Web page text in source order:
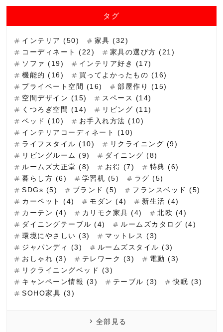
タグ
インテリア (50)
家具 (32)
コーディネート (22)
家具の選び方 (21)
ソファ (19)
インテリア好き (17)
機能的 (16)
買ってよかったもの (16)
プライベート空間 (16)
部屋作り (15)
空間デザイン (15)
スペース (14)
くつろぎ空間 (14)
リビング (11)
ベッド (10)
お手入れ方法 (10)
インテリアコーディネート (10)
ライフスタイル (10)
リクライニング (9)
リビングルーム (9)
ダイニング (8)
ルームズ大正堂 (8)
お得 (7)
特典 (6)
暮らし方 (6)
学習机 (5)
ラグ (5)
SDGs (5)
ブランド (5)
フランスベッド (5)
カーペット (4)
モダン (4)
新生活 (4)
カーテン (4)
カリモク家具 (4)
北欧 (4)
ダイニングテーブル (4)
ルームズカタログ (4)
環境にやさしい (3)
マットレス (3)
ジャパンディ (3)
ルームズスタイル (3)
おしゃれ (3)
テレワーク (3)
電動 (3)
リクライニングベッド (3)
キャンペーン情報 (3)
テーブル (3)
快眠 (3)
SOHO家具 (3)
全部見る